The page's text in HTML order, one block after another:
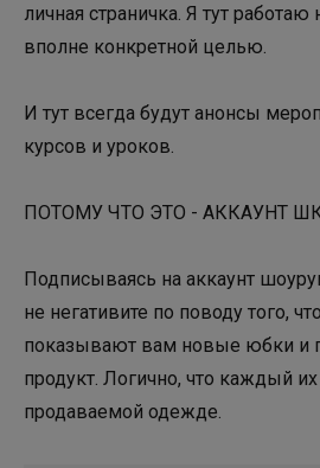
личная страничка. Я тут
вполне конкретной целью.
И тут всегда будут анонсы
курсов и уроков.
ПОТОМУ ЧТО ЭТО - АККАУНТ
Подписываясь на аккаунт
не негативите по поводу того,
показывают вам новые юбки и
продукт. Логично, что каждый
продаваемой одежде.